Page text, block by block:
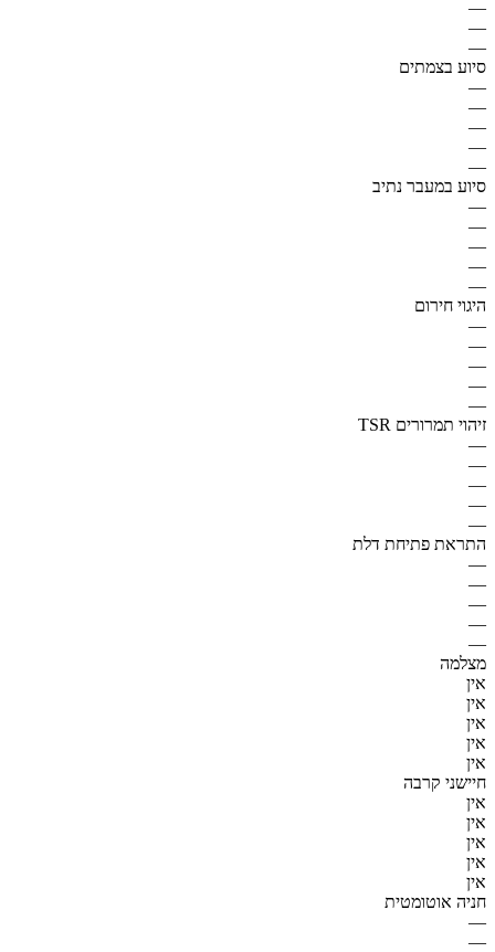
—
—
—
סיוע בצמתים
—
—
—
—
—
סיוע במעבר נתיב
—
—
—
—
—
היגוי חירום
—
—
—
—
—
זיהוי תמרורים TSR
—
—
—
—
—
התראת פתיחת דלת
—
—
—
—
—
מצלמה
אין
אין
אין
אין
אין
חיישני קרבה
אין
אין
אין
אין
אין
חניה אוטומטית
—
—